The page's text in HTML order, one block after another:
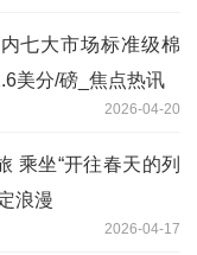
七大市场标准级棉
美分/磅_焦点热讯
2026-04-20
乘坐“开往春天的列
浪漫
2026-04-17